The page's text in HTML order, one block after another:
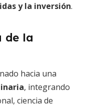
y la inversión.
de la
hacia una
, integrando
ciencia de